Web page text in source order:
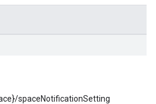
spaceNotificationSetting